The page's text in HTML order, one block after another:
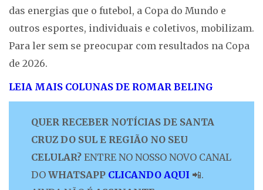
das energias que o futebol, a Copa do Mundo e
outros esportes, individuais e coletivos, mobilizam.
Para ler sem se preocupar com resultados na Copa
de 2026.
LEIA MAIS COLUNAS DE ROMAR BELING
QUER RECEBER NOTÍCIAS DE SANTA
CRUZ DO SUL E REGIÃO NO SEU
CELULAR? ENTRE NO NOSSO NOVO CANAL
DO WHATSAPP CLICANDO AQUI 📲.